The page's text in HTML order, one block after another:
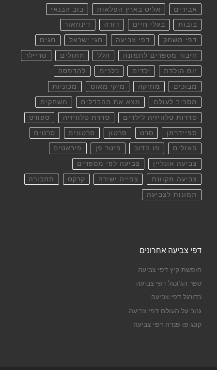
אבירים אליס בארץ הפלאות בוב הבנאי
בובות בעלי חיים דורה דינוזאור
דפי משחק דפי צביעה חגי ישראל חגים
חיבור מספרים לתמונה חלל חתולים טריילר
יום הולדת ילדים כלבים להדפסה
מבוכים מוזיקה מיקי מאוס מכוניות
מסביב לעולם מצא את ההבדלים משחקים
סדרות טלוויזיה לילדים סדרת טלוויזיה ספורט
ספיידרמן סרט סרטון סרטונים סרטים
פאזלים פו הדוב פיטר פן פיראטים
צביעה אונליין צביעה לפי מספרים
צביעה מקוונת צפייה ישירה קרקס תחבורה
תמונות לצביעה
דפי צביעה אחרונים
חופשת קיץ דפי צביעה
ספר הג'ונגל דפי צביעה
כדורגל דפי צביעה
גנוב על העולם דפי צביעה
קונג פו פנדה דפי צביעה